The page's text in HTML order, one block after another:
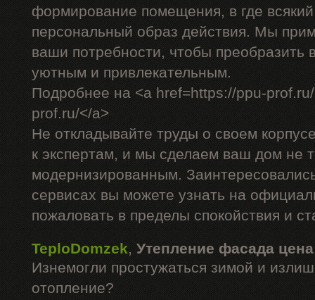
формирование помещения, в где
персональный образ действия. Мы
ваши потребности, чтобы
уютным и привлекательным.
Подробнее на <a href=https://ppu-
prof.ru/</a>
Не откладывайте труды о своем
к экспертам, и мы сделаем ваш дом не
модернизированным.
сервисах вы можете узнать на
пожаловать в пределы спокойствия и
TeploDomzek, Утепление фасада цена
Изнемогли простужаться зимой и
отопление?